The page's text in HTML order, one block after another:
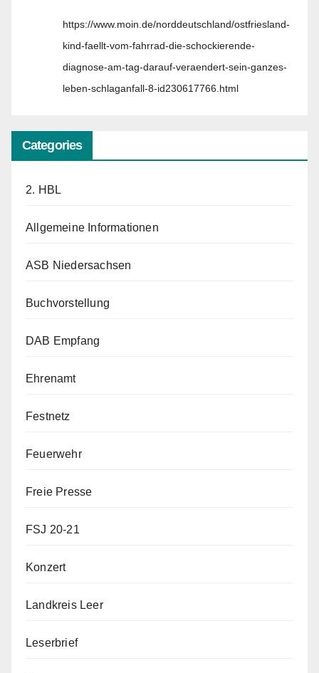
https://www.moin.de/norddeutschland/ostfriesland-
kind-faellt-vom-fahrrad-die-schockierende-
diagnose-am-tag-darauf-veraendert-sein-ganzes-
leben-schlaganfall-8-id230617766.html
Categories
2. HBL
Allgemeine Informationen
ASB Niedersachsen
Buchvorstellung
DAB Empfang
Ehrenamt
Festnetz
Feuerwehr
Freie Presse
FSJ 20-21
Konzert
Landkreis Leer
Leserbrief